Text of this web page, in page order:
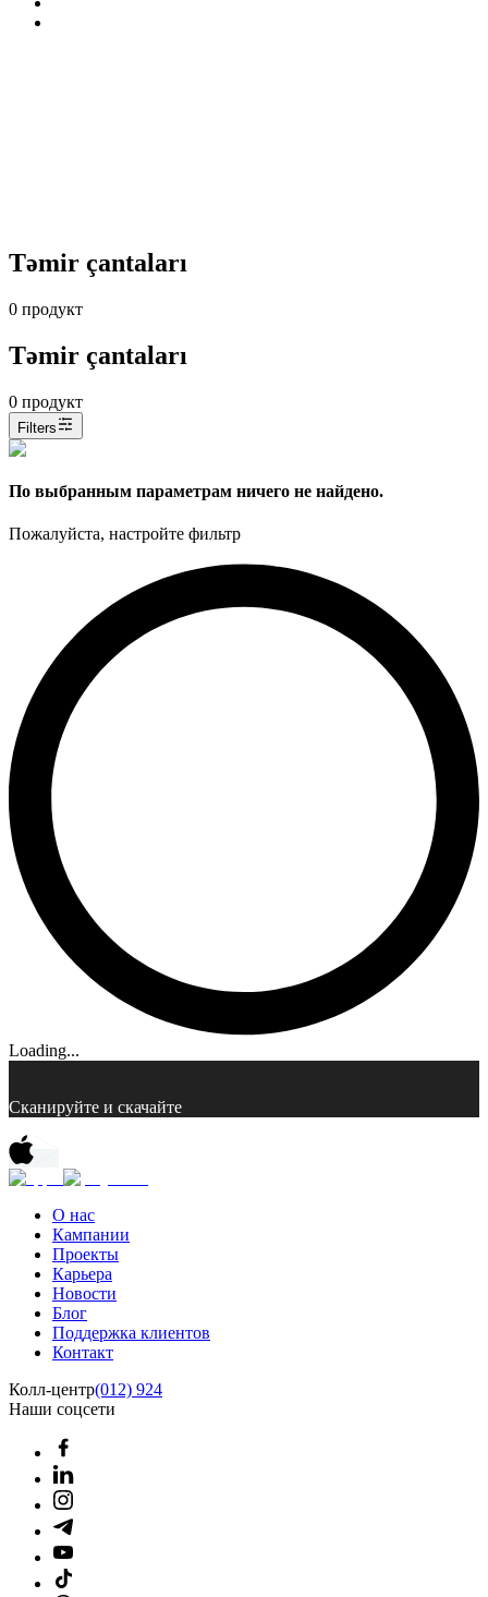
Təmir çantaları
0 продукт
Təmir çantaları
0 продукт
Filters
По выбранным параметрам ничего не найдено.
Пожалуйста, настройте фильтр
Loading...
Сканируйте и скачайте
О нас
Кампании
Проекты
Карьера
Новости
Блог
Поддержка клиентов
Контакт
Колл-центр(012) 924
Наши соцсети